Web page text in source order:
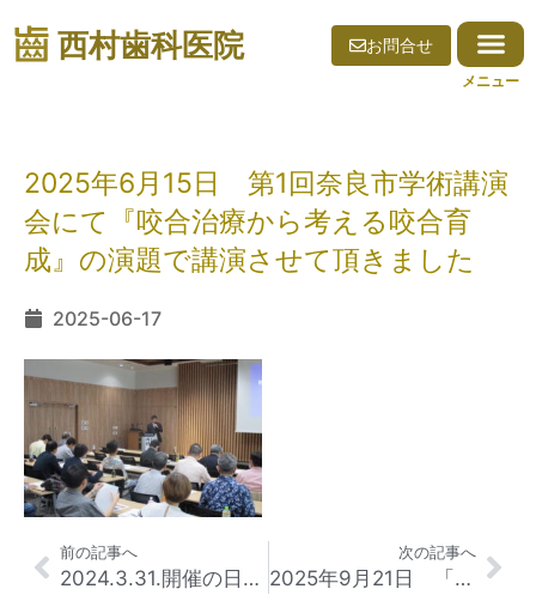
西村歯科医院 お問合せ
2025年6月15日 第1回奈良市学術講演
会にて『咬合治療から考える咬合育
成』の演題で講演させて頂きました
2025-06-17
前の記事へ
2024.3.31.開催の日本小児口腔発達学会 第1回学術大会でポスター発表し、特別賞を頂きました
次の記事へ
2025年9月21日 「マウスボリュームの発育障害改善治療」 実習セミナーIN奈良の1日目を開催しました。